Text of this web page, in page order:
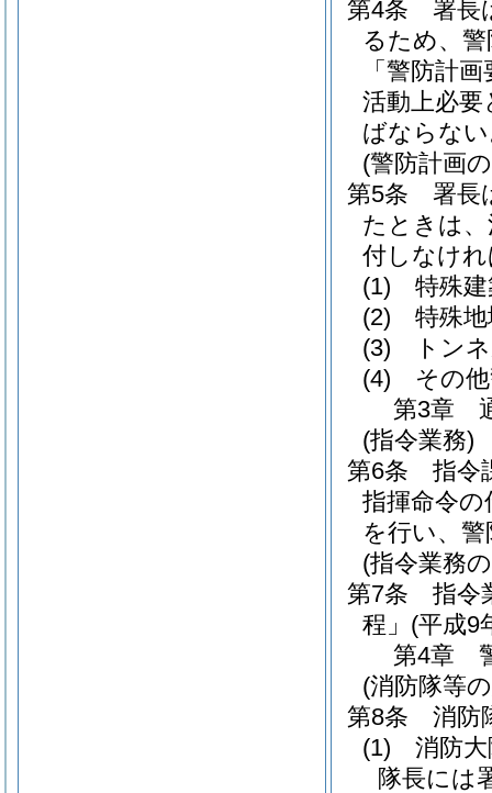
第4条
署長
るため、
「警防計
活動上必
ばならな
(警防計画
第5条
署長
たときは
付しなけ
(1)
特殊
(2)
特殊
(3)
トン
(4)
その
第3章
(指令業務)
第6条
指令
指揮命令
を行い、
(指令業務
第7条
指令
程」 (平成9
第4章
(消防隊等
第8条
消防
(1)
消防
隊長には